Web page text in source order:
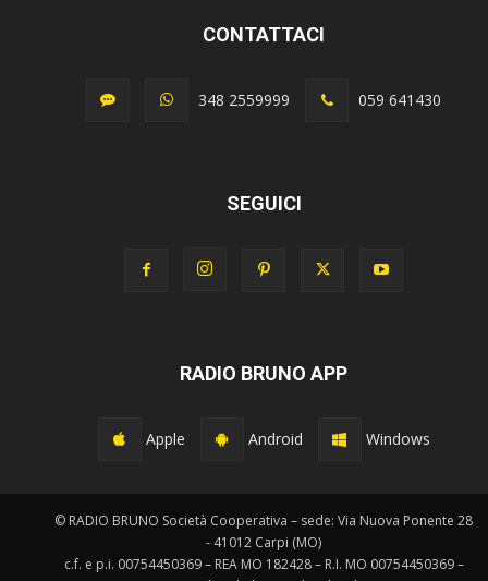
CONTATTACI
348 2559999 059 641430
SEGUICI
RADIO BRUNO APP
Apple Android Windows
© RADIO BRUNO Società Cooperativa – sede: Via Nuova Ponente 28
- 41012 Carpi (MO)
c.f. e p.i. 00754450369 – REA MO 182428 – R.I. MO 00754450369 –